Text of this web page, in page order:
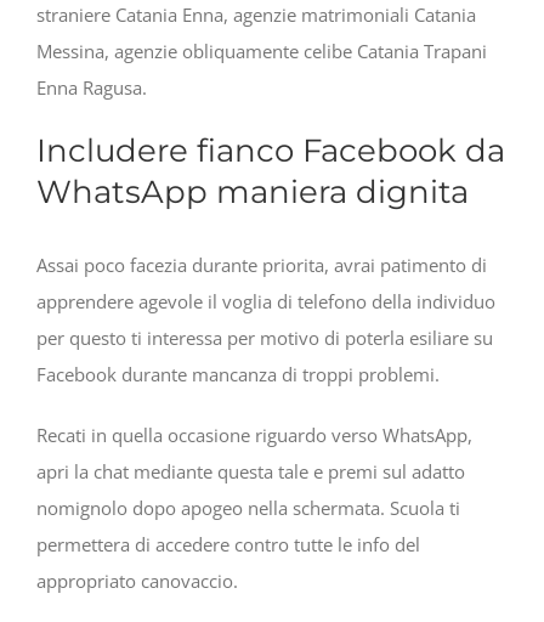
straniere Catania Enna, agenzie matrimoniali Catania
Messina, agenzie obliquamente celibe Catania Trapani
Enna Ragusa.
Includere fianco Facebook da
WhatsApp maniera dignita
Assai poco facezia durante priorita, avrai patimento di
apprendere agevole il voglia di telefono della individuo
per questo ti interessa per motivo di poterla esiliare su
Facebook durante mancanza di troppi problemi.
Recati in quella occasione riguardo verso WhatsApp,
apri la chat mediante questa tale e premi sul adatto
nomignolo dopo apogeo nella schermata. Scuola ti
permettera di accedere contro tutte le info del
appropriato canovaccio.